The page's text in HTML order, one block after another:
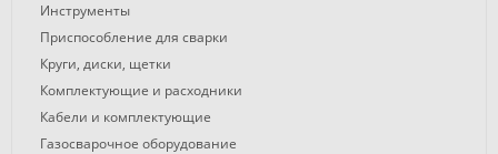
Инструменты
Приспособление для сварки
Круги, диски, щетки
Комплектующие и расходники
Кабели и комплектующие
Газосварочное оборудование